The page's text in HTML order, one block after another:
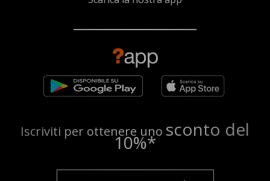
Iscriviti per ottenere uno sconto del
10%*